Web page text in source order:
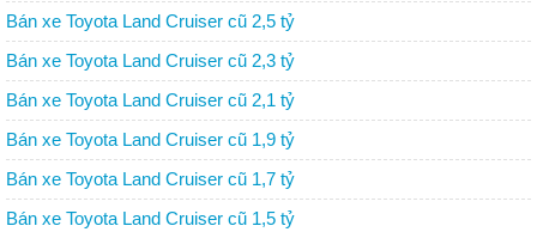
Bán xe Toyota Land Cruiser cũ 2,5 tỷ
Bán xe Toyota Land Cruiser cũ 2,3 tỷ
Bán xe Toyota Land Cruiser cũ 2,1 tỷ
Bán xe Toyota Land Cruiser cũ 1,9 tỷ
Bán xe Toyota Land Cruiser cũ 1,7 tỷ
Bán xe Toyota Land Cruiser cũ 1,5 tỷ